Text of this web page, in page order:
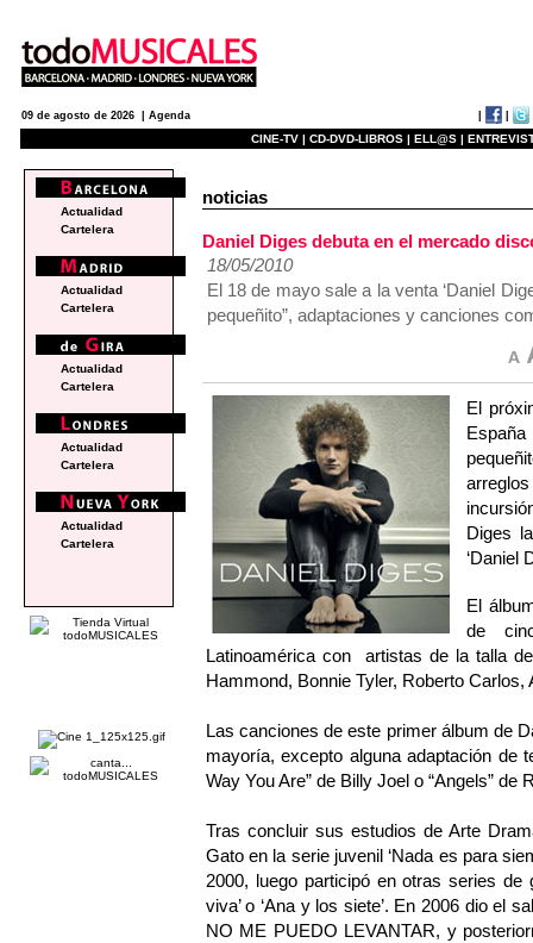
09 de agosto de 2026 | Agenda
CINE-TV | CD-DVD-LIBROS | ELL@S |
noticias
Daniel Diges debuta en el mercado
18/05/2010
El 18 de mayo sale a la venta ‘Daniel
pequeñito”, adaptaciones y canciones
El
Diges
‘Daniel
El
de
Latinoamérica con artistas de la talla
Hammond, Bonnie Tyler, Roberto
Las canciones de este primer álbum de
mayoría, excepto alguna adaptación de
Way You Are” de Billy Joel o “Angels” de
Tras concluir sus estudios de Arte
Gato en la serie juvenil ‘Nada es para
2000, luego participó en otras series de
viva’ o ‘Ana y los siete’. En 2006 dio el
NO ME PUEDO LEVANTAR, y
Actualidad
Cartelera
Actualidad
Cartelera
Actualidad
Cartelera
Actualidad
Cartelera
Actualidad
Cartelera